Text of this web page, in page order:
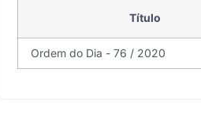
Título
Ordem do Dia - 76 / 2020